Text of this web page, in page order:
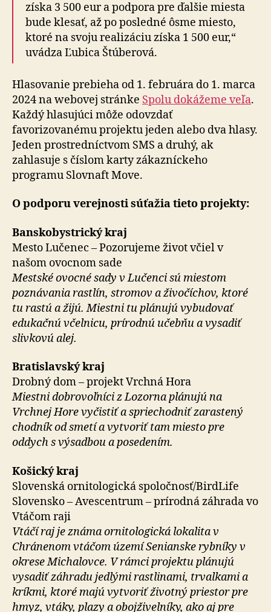
získa 3 500 eur a podpora pre ďalšie miesta
bude klesať, až po posledné ôsme miesto,
ktoré na svoju realizáciu získa 1 500 eur,“
uvádza Ľubica Štúberová.
Hlasovanie prebieha od 1. februára do 1. marca
2024 na webovej stránke Spolu dokážeme veľa.
Každý hlasujúci môže odovzdať
favorizovanému projektu jeden alebo dva hlasy.
Jeden prostredníctvom SMS a druhý, ak
zahlasuje s číslom karty zákazníckeho
programu Slovnaft Move.
O podporu verejnosti súťažia tieto projekty:
Banskobystrický kraj
Mesto Lučenec – Pozorujeme život včiel v
našom ovocnom sade
Mestské ovocné sady v Lučenci sú miestom
poznávania rastlín, stromov a živočíchov, ktoré
tu rastú a žijú. Miestni tu plánujú vybudovať
edukačnú včelnicu, prírodnú učebňu a vysadiť
slivkovú alej.
Bratislavský kraj
Drobný dom – projekt Vrchná Hora
Miestni dobrovoľníci z Lozorna plánujú na
Vrchnej Hore vyčistiť a spriechodniť zarastený
chodník od smetí a vytvoriť tam miesto pre
oddych s výsadbou a posedením.
Košický kraj
Slovenská ornitologická spoločnosť/BirdLife
Slovensko – Avescentrum – prírodná záhrada vo
Vtáčom raji
Vtáčí raj je známa ornitologická lokalita v
Chránenom vtáčom území Senianske rybníky v
okrese Michalovce. V rámci projektu plánujú
vysadiť záhradu jedlými rastlinami, trvalkami a
kríkmi, ktoré majú vytvoriť životný priestor pre
hmyz, vtáky, plazy a obojživelníky, ako aj pre